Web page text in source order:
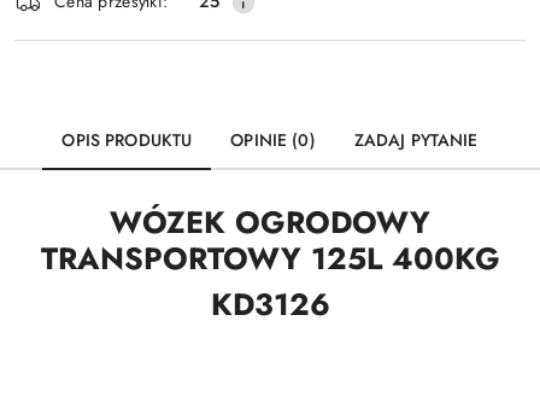
dostawa
OPIS PRODUKTU OPINIE (0) ZADAJ PYTANIE
WÓZEK OGRODOWY
TRANSPORTOWY 125L 400KG
KD3126